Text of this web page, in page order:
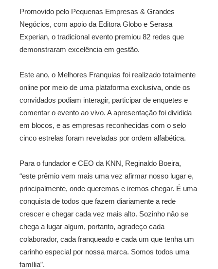
Promovido pelo Pequenas Empresas & Grandes
Negócios, com apoio da Editora Globo e Serasa
Experian, o tradicional evento premiou 82 redes que
demonstraram excelência em gestão.
Este ano, o Melhores Franquias foi realizado totalmente
online por meio de uma plataforma exclusiva, onde os
convidados podiam interagir, participar de enquetes e
comentar o evento ao vivo. A apresentação foi dividida
em blocos, e as empresas reconhecidas com o selo
cinco estrelas foram reveladas por ordem alfabética.
Para o fundador e CEO da KNN, Reginaldo Boeira,
“este prêmio vem mais uma vez afirmar nosso lugar e,
principalmente, onde queremos e iremos chegar. É uma
conquista de todos que fazem diariamente a rede
crescer e chegar cada vez mais alto. Sozinho não se
chega a lugar algum, portanto, agradeço cada
colaborador, cada franqueado e cada um que tenha um
carinho especial por nossa marca. Somos todos uma
família”.